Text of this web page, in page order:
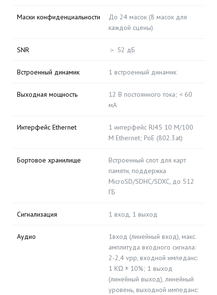
Маски конфиденциальности
До 24 масок (8 масок для
каждой сцены)
SNR ＞ 52 дБ
Встроенный динамик 1 встроенный динамик
Выходная мощность
12 В постоянного тока; < 60
мА
Интерфейс Ethernet
1 интерфейс RJ45 10 M/100
M Ethernet; PoE (802.3at)
Бортовое хранилище
Встроенный слот для карт
памяти, поддержка
MicroSD/SDHC/SDXC, до 512
ГБ
Сигнализация 1 вход, 1 выход
Аудио
1вход (линейный вход), макс.
амплитуда входного сигнала:
2-2,4 vpp, входной импеданс:
1 KΩ ± 10%; 1 выход
(линейный выход), линейный
уровень, выходной импеданс: